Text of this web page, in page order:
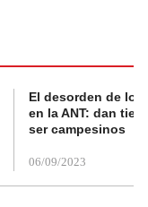
El desorden de
en la ANT: dan
ser campesinos
06/09/2023